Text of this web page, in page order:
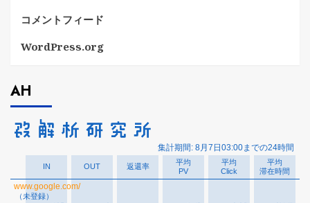
コメントフィード
WordPress.org
AH